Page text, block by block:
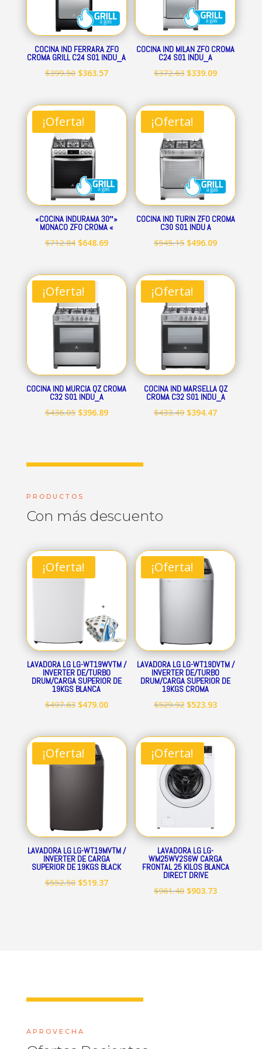
COCINA IND FERRARA ZFO
CROMA GRILL C24 S01 INDU_A
$399.50 El
original
era:
$399.50.
$363.57El
actual
COCINA IND MILAN ZFO CROMA
C24 S01 INDU_A
$372.63 El
original
era:
$372.63.
$339.09El
actual
¡Oferta!
«COCINA INDURAMA 30″»
MONACO ZFO CROMA «
$712.84 El
original
era:
$712.84.
$648.69El
actual
¡Oferta!
COCINA IND TURIN ZFO CROMA
C30 S01 INDU A
$545.15 El
original
era:
$545.15.
$496.09El
actual
¡Oferta!
COCINA IND MURCIA QZ CROMA
C32 S01 INDU_A
$436.05 El
$396.89El
¡Oferta!
COCINA IND MARSELLA QZ
CROMA C32 S01 INDU_A
$433.49 El
$394.47El
PRODUCTOS
Con más descuento
¡Oferta!
LAVADORA LG LG-WT19WVTM /
INVERTER DE/TURBO
DRUM/CARGA SUPERIOR DE
19KGS BLANCA
$497.63 El
original
era:
$497.63.
$479.00El
actual
¡Oferta!
LAVADORA LG LG-WT19DVTM /
INVERTER DE/TURBO
DRUM/CARGA SUPERIOR DE
19KGS CROMA
$529.92 El
original
era:
$529.92.
$523.93El
actual
¡Oferta!
LAVADORA LG LG-WT19MVTM /
INVERTER DE CARGA
SUPERIOR DE 19KGS BLACK
$552.50 El
$519.37El
¡Oferta!
LAVADORA LG LG-
WM25WV2S6W CARGA
FRONTAL 25 KILOS BLANCA
DIRECT DRIVE
$961.40 El
$903.73El
APROVECHA